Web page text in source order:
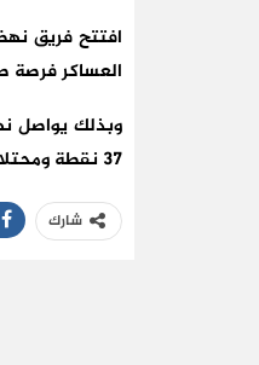
العساكر فرصة
37 نقطة ومحتلا المركز الثالث.
شارك